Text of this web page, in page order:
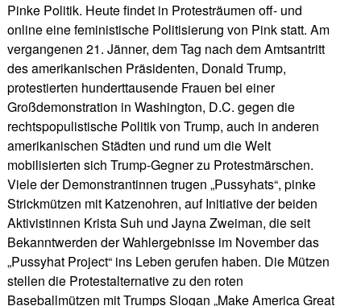
Pinke Politik. Heute findet in Protesträumen off- und
online eine feministische Politisierung von Pink statt. Am
vergangenen 21. Jänner, dem Tag nach dem Amtsantritt
des amerikanischen Präsidenten, Donald Trump,
protestierten hunderttausende Frauen bei einer
Großdemonstration in Washington, D.C. gegen die
rechtspopulistische Politik von Trump, auch in anderen
amerikanischen Städten und rund um die Welt
mobilisierten sich Trump-Gegner zu Protestmärschen.
Viele der Demonstrantinnen trugen „Pussyhats“, pinke
Strickmützen mit Katzenohren, auf Initiative der beiden
Aktivistinnen Krista Suh und Jayna Zweiman, die seit
Bekanntwerden der Wahlergebnisse im November das
„Pussyhat Project“ ins Leben gerufen haben. Die Mützen
stellen die Protestalternative zu den roten
Baseballmützen mit Trumps Slogan „Make America Great